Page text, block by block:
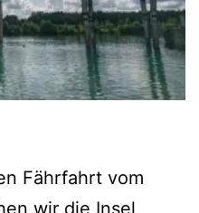
Fährfahrt vom
wir die Insel